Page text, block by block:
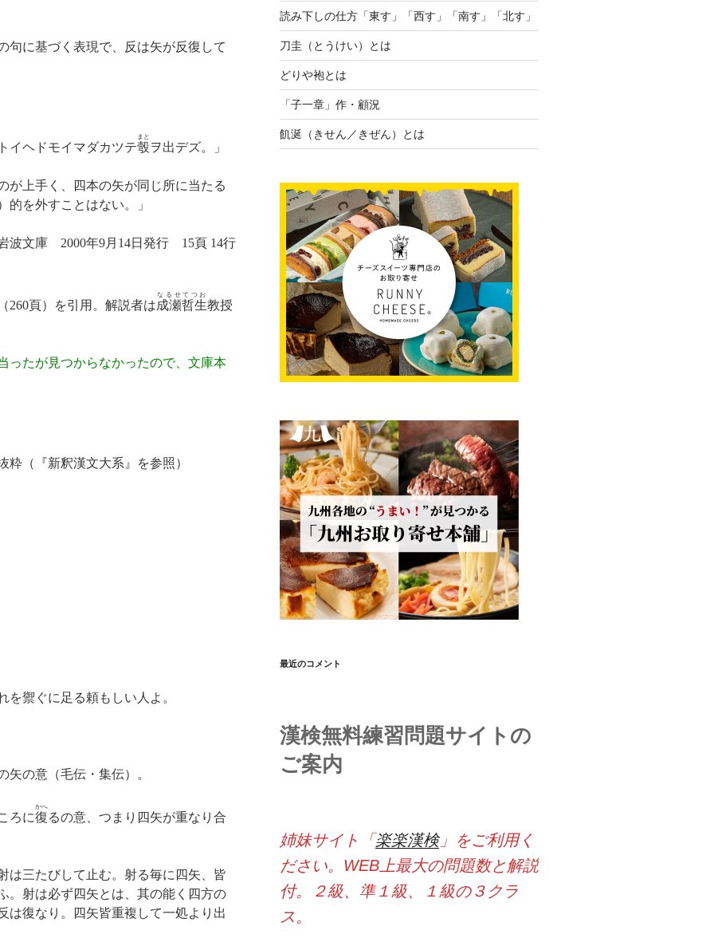
句に基づく表現で、反は矢が反復して
トイヘドモイマダカツテ彀
まと
ヲ出デズ。」
が上手く、四本の矢が同じ所に当たる
的を外すことはない。」
波文庫 2000年9月14日発行 15頁 14行
260頁）を引用。解説者は成瀬哲生
なるせてつお
教授
ったが見つからなかったので、文庫本
粋（『新釈漢文大系』を参照）
を禦ぐに足る頼もしい人よ。
矢の意（毛伝・集伝）。
ろに復
かへ
るの意、つまり四矢が重なり合
は三たびして止む。射る毎に四矢、皆
。射は必ず四矢とは、其の能く四方の
は復なり。四矢皆重複して一処より出
読み下しの仕方「東す」「西す」「南す」「北す」
刀圭（とうけい）とは
どりや袍とは
「子一章」作・顧況
飢涎（きせん／きぜん）とは
最近のコメント
漢検無料練習問題サイトの
ご案内
姉妹サイト「楽楽漢検」をご利用く
ださい。WEB上最大の問題数と解説
付。２級、準１級、１級の３クラ
ス。